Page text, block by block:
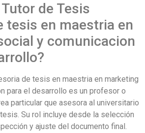
de Tesis
tesis en maestria en
y comunicacion
de tesis en maestria en marketing
para el desarrollo es un profesor o
particular que asesora al universitario
Su rol incluye desde la selección
y ajuste del documento final.